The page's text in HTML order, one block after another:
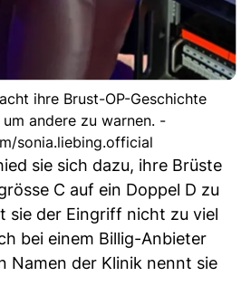
ihre Brust-OP-Geschichte
andere zu warnen. -
sonia.liebing.official
sie sich dazu, ihre Brüste
C auf ein Doppel D zu
sie der Eingriff nicht zu viel
bei einem Billig-Anbieter
Namen der Klinik nennt sie